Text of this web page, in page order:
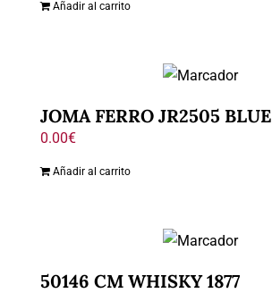
Añadir al carrito
JOMA FERRO JR2505 BLUE
0.00€
Añadir al carrito
50146 CM WHISKY 1877